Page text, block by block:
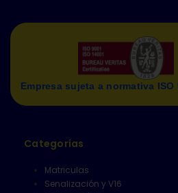
Empresa sujeta a normativa ISO
Categorías
Matriculas
Senalización y V16